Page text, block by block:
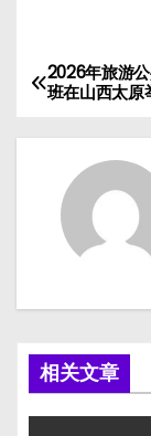
文
章
航
2026年旅游
班在山西太原
相关文章